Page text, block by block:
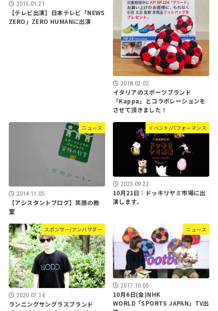
2015.01.21
【テレビ出演】日本テレビ「NEWS
ZERO」ZERO HUMANに出演
2018.02.02
イタリアのスポーツブランド
「Kappa」とコラボレーションを
させて頂きました！
ニュース
2014.11.05
【アシスタントブログ】笑顔の教
室
イベント/パフォーマンス
2023.09.22
10月21日：ドッキリヤミ市場に出
演します。
スポンサー/アンバサダー
2020.07.14
ランニングサングラスブランド
ニュース
2017.10.05
10月6日(金)NHK
WORLD「SPORTS JAPAN」TV出